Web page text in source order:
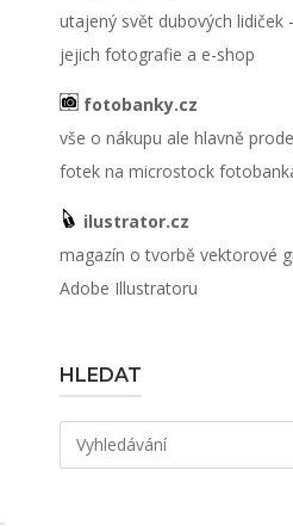
utajený svět dubových lidiček
jejich fotografie a e-shop
fotobanky.cz
vše o nákupu ale hlavně
fotek na microstock
ilustrator.cz
magazín o tvorbě vektorové
Adobe Illustratoru
HLEDAT
Hledat: